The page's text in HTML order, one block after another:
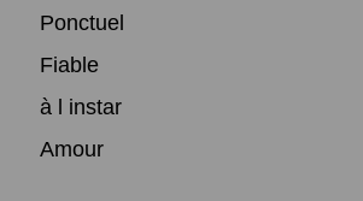
Ponctuel
Fiable
à l instar
Amour